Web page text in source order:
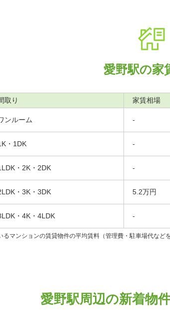
愛野駅の家
取り 家賃相場
ンルーム -
・1DK -
・2K・2DK -
・3K・3DK 5.2万円
・4K・4LDK -
マンションの賃貸物件の平均賃料（管理費・駐車場代など
愛野駅周辺の新着物